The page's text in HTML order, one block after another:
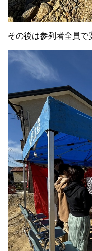
その後は参列者全員